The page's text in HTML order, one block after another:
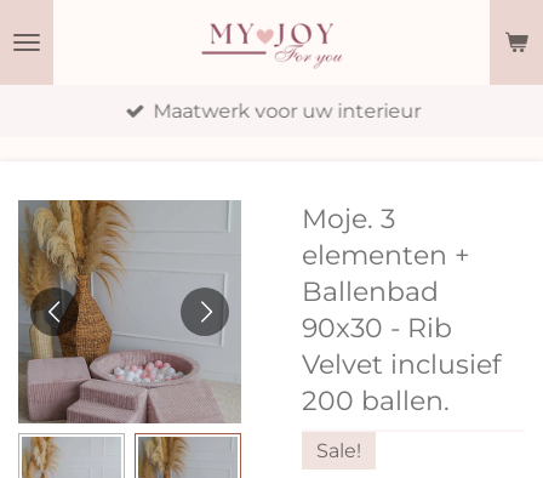
Maatwerk voor uw interieur
Moje. 3
elementen +
Ballenbad
90x30 - Rib
Velvet inclusief
200 ballen.
Sale!